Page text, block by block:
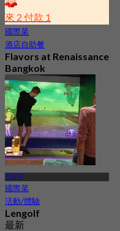
來 2 付款 1
國際菜
酒店自助餐
Flavors at Renaissance
Bangkok
4.5
17.3K 已預訂
起฿ 545
巴吞旺
國際菜
活動/體驗
Lengolf
最新